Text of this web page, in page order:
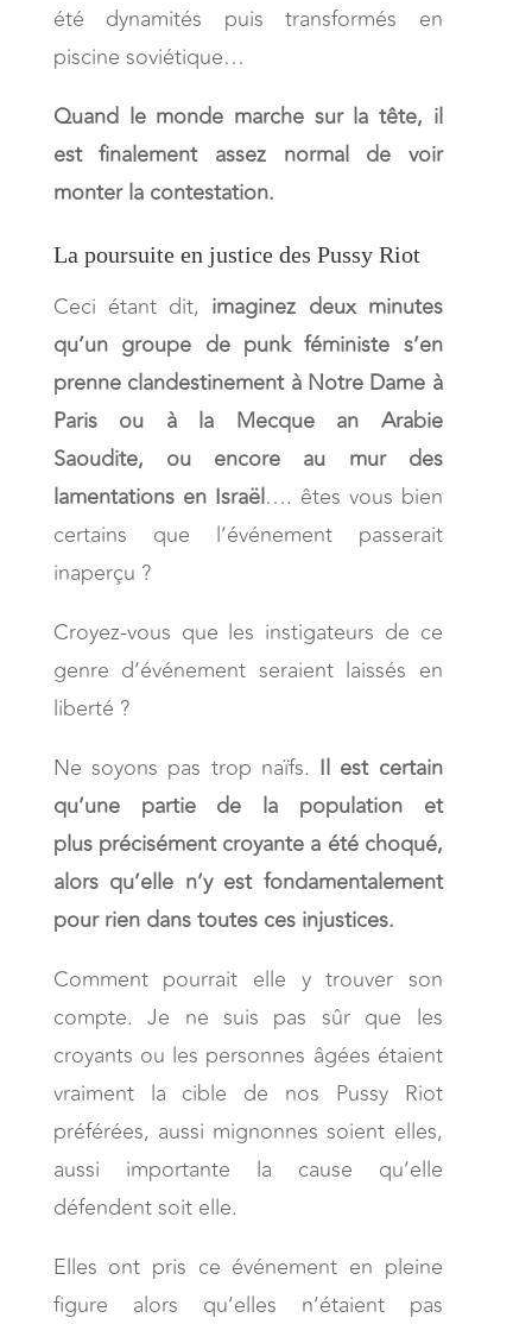
été dynamités puis transformés en
piscine soviétique…
Quand le monde marche sur la tête, il
est finalement assez normal de voir
monter la contestation.
La poursuite en justice des Pussy Riot
Ceci étant dit, imaginez deux minutes
qu’un groupe de punk féministe s’en
prenne clandestinement à Notre Dame à
Paris ou à la Mecque an Arabie
Saoudite, ou encore au mur des
lamentations en Israël…. êtes vous bien
certains que l’événement passerait
inaperçu ?
Croyez-vous que les instigateurs de ce
genre d’événement seraient laissés en
liberté ?
Ne soyons pas trop naïfs. Il est certain
qu’une partie de la population et
plus précisément croyante a été choqué,
alors qu’elle n’y est fondamentalement
pour rien dans toutes ces injustices.
Comment pourrait elle y trouver son
compte. Je ne suis pas sûr que les
croyants ou les personnes âgées étaient
vraiment la cible de nos Pussy Riot
préférées, aussi mignonnes soient elles,
aussi importante la cause qu’elle
défendent soit elle.
Elles ont pris ce événement en pleine
figure alors qu’elles n’étaient pas